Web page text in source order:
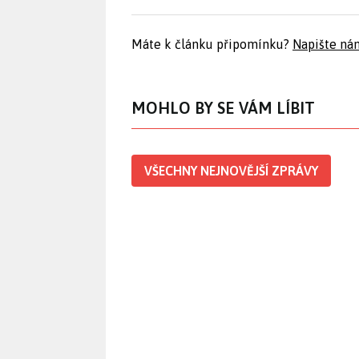
Máte k článku připomínku? Napište
MOHLO BY SE VÁM LÍBIT
VŠECHNY NEJNOVĚJŠÍ ZPRÁVY